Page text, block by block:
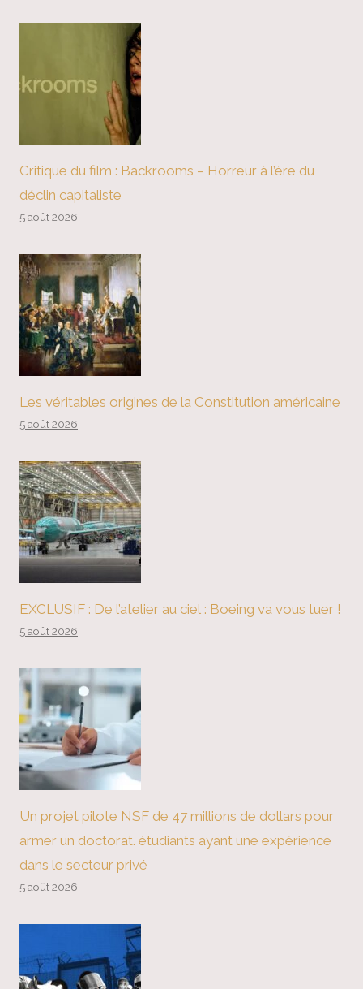
Critique du film : Backrooms – Horreur à l’ère du
déclin capitaliste
5 août 2026
Les véritables origines de la Constitution américaine
5 août 2026
EXCLUSIF : De l’atelier au ciel : Boeing va vous tuer !
5 août 2026
Un projet pilote NSF de 47 millions de dollars pour
armer un doctorat. étudiants ayant une expérience
dans le secteur privé
5 août 2026